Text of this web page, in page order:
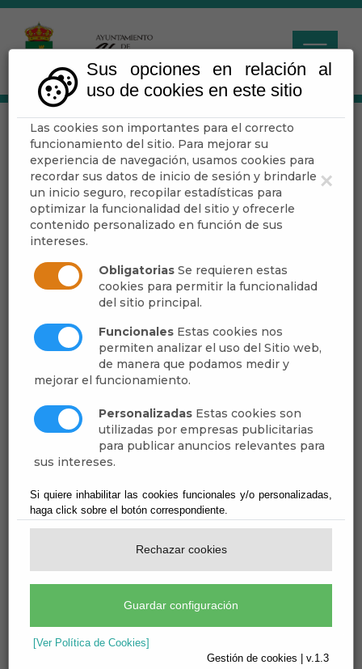
×
Sus opciones en relación al
uso de cookies en este sitio
Las cookies son importantes para el correcto
funcionamiento del sitio. Para mejorar su
experiencia de navegación, usamos cookies para
recordar sus datos de inicio de sesión y brindarle
un inicio seguro, recopilar estadísticas para
optimizar la funcionalidad del sitio y ofrecerle
contenido personalizado en función de sus
intereses.
Obligatorias Se requieren estas
cookies para permitir la funcionalidad
del sitio principal.
Funcionales Estas cookies nos
permiten analizar el uso del Sitio web,
de manera que podamos medir y
mejorar el funcionamiento.
Personalizadas Estas cookies son
utilizadas por empresas publicitarias
para publicar anuncios relevantes para
sus intereses.
Si quiere inhabilitar las cookies funcionales y/o personalizadas,
haga click sobre el botón correspondiente.
Rechazar cookies
Guardar configuración
[Ver Política de Cookies]
Gestión de cookies | v.1.3
Política de Privacidad
Escuchar